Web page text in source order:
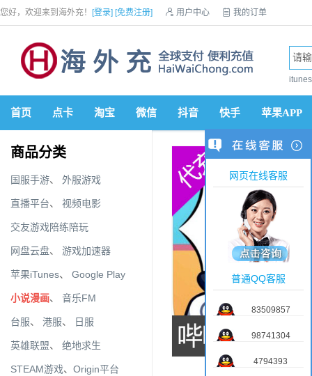
您好，欢迎来到海外充！ [登录] [免费注册]  用户中心  我的订单
首页 点卡 淘宝 微信 抖音 快手 苹果APP
商品分类
国服手游、 外服游戏
直播平台、 视频电影
交友游戏陪练陪玩
网盘云盘、 游戏加速器
苹果iTunes、 Google Play
小说漫画、 音乐FM
台服、 港服、 日服
英雄联盟、 绝地求生
STEAM游戏、 Origin平台
网页在线客服
普通QQ客服
83509857
98741304
4794393